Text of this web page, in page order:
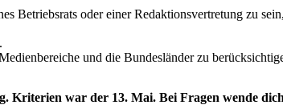
Betriebsrats oder einer Redaktionsvertretung zu
und die Bundesländer zu
Kriterien war der 13. Mai. Bei Fragen wende